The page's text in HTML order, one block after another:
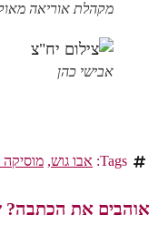
מקהלת אוריאה
אבישי כהן
Tags: אבו גוש ,מוסיקה
אוהבים את הכתבה?